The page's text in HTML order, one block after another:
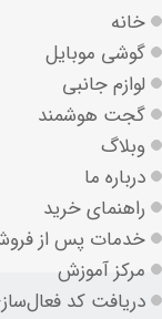
خانه
گوشی موبایل
لوازم جانبی
گجت هوشمند
وبلاگ
درباره ما
راهنمای خرید
خدمات پس از
مرکز آموزش
دریافت کد